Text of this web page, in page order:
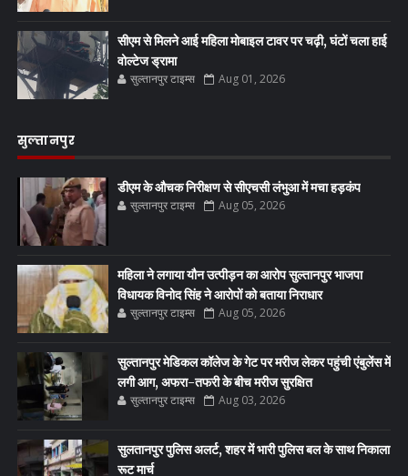
सीएम से मिलने आई महिला मोबाइल टावर पर चढ़ी, घंटों चला हाई
वोल्टेज ड्रामा
सुल्तानपुर टाइम्स Aug 01, 2026
सुल्तानपुर
डीएम के औचक निरीक्षण से सीएचसी लंभुआ में मचा हड़कंप
सुल्तानपुर टाइम्स Aug 05, 2026
महिला ने लगाया यौन उत्पीड़न का आरोप सुल्तानपुर भाजपा
विधायक विनोद सिंह ने आरोपों को बताया निराधार
सुल्तानपुर टाइम्स Aug 05, 2026
सुल्तानपुर मेडिकल कॉलेज के गेट पर मरीज लेकर पहुंची एंबुलेंस में
लगी आग, अफरा-तफरी के बीच मरीज सुरक्षित
सुल्तानपुर टाइम्स Aug 03, 2026
सुलतानपुर पुलिस अलर्ट, शहर में भारी पुलिस बल के साथ निकाला
रूट मार्च